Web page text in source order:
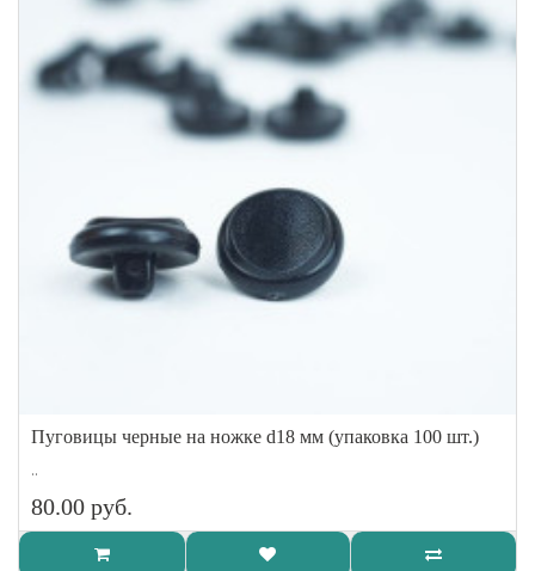
Пуговицы черные на ножке d18 мм (упаковка 100 шт.)
..
80.00 руб.